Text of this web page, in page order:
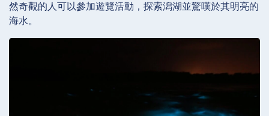
然奇觀的人可以參加遊覽活動，探索潟湖並驚嘆於其明亮的
海水。